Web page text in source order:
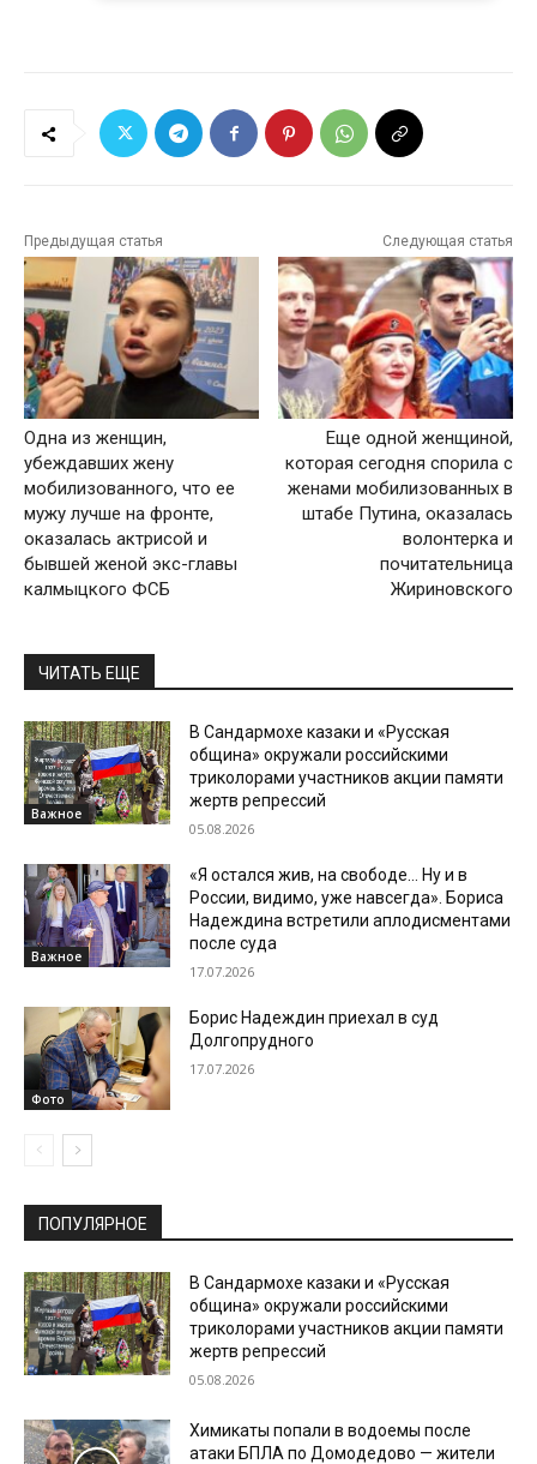
Предыдущая статья
Одна из женщин,
убеждавших жену
мобилизованного, что ее
мужу лучше на фронте,
оказалась актрисой и
бывшей женой экс-главы
калмыцкого ФСБ
Следующая статья
Еще одной женщиной,
которая сегодня спорила с
женами мобилизованных в
штабе Путина, оказалась
волонтерка и
почитательница
Жириновского
ЧИТАТЬ ЕЩЕ
Важное
В Сандармохе казаки и «Русская
община» окружали российскими
триколорами участников акции памяти
жертв репрессий
05.08.2026
Важное
«Я остался жив, на свободе… Ну и в
России, видимо, уже навсегда». Бориса
Надеждина встретили аплодисментами
после суда
17.07.2026
Фото
Борис Надеждин приехал в суд
Долгопрудного
17.07.2026
ПОПУЛЯРНОЕ
В Сандармохе казаки и «Русская
община» окружали российскими
триколорами участников акции памяти
жертв репрессий
05.08.2026
Химикаты попали в водоемы после
атаки БПЛА по Домодедово — жители